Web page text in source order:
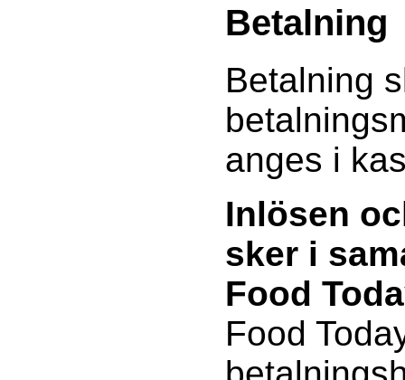
Betalning
Betalning
anges i
Inlösen
sker i
Food
Food